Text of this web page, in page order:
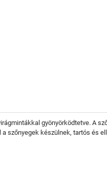
gyönyörködtetve. A
szőnyegek készülnek, tartós és